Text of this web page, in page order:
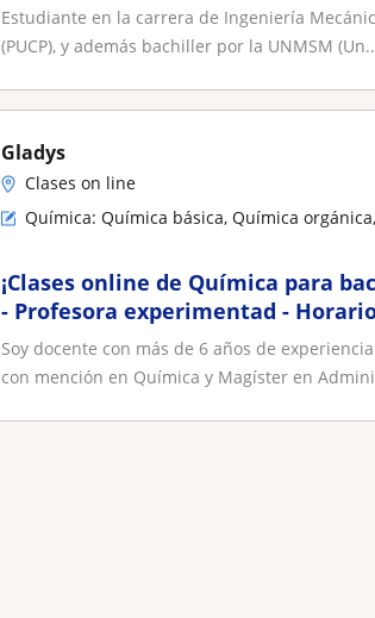
Estudiante en la carrera de Ingeniería
(PUCP), y además bachiller por la UNMSM
Gladys
Clases on line
Química: Química básica, Química
¡Clases online de Química para
- Profesora experimentad -
tus calificaciones
Soy docente con más de 6 años de
con mención en Química y Magíster en